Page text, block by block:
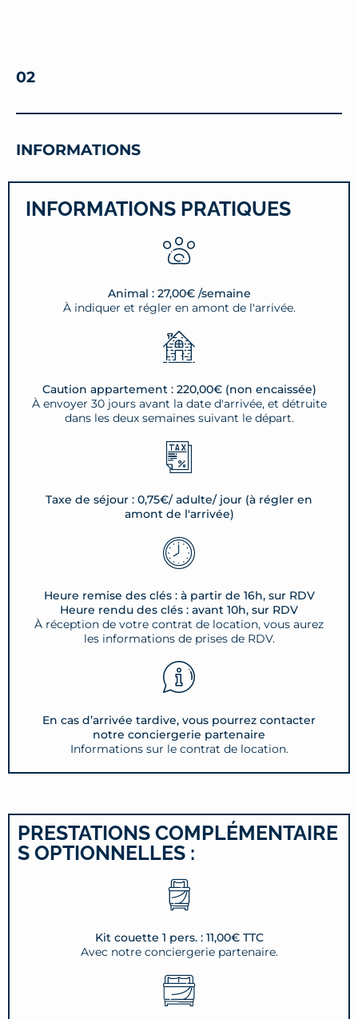
02
INFORMATIONS
INFORMATIONS PRATIQUES
Animal : 27,00€ /semaine
À indiquer et régler en amont de l'arrivée.
Caution appartement : 220,00€ (non encaissée)
À envoyer 30 jours avant la date d'arrivée, et détruite
dans les deux semaines suivant le départ.
Taxe de séjour : 0,75€/ adulte/ jour (à régler en
amont de l'arrivée)
Heure remise des clés : à partir de 16h, sur RDV
Heure rendu des clés : avant 10h, sur RDV
À réception de votre contrat de location, vous aurez
les informations de prises de RDV.
En cas d’arrivée tardive, vous pourrez contacter
notre conciergerie partenaire
Informations sur le contrat de location.
PRESTATIONS COMPLÉMENTAIRE
S OPTIONNELLES :
Kit couette 1 pers. : 11,00€ TTC
Avec notre conciergerie partenaire.